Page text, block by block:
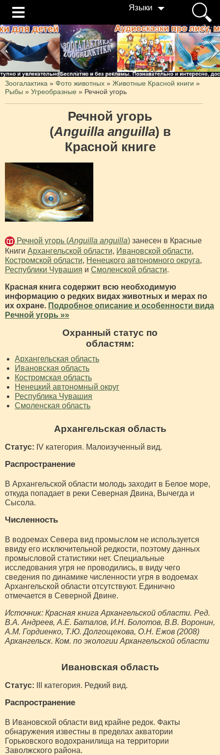
Языки
Зоогалактика » Фото животных » Животные Красной книги »
Рыбы » Угреобразные » Речной угорь
Речной угорь
(Anguilla anguilla) в
Красной книге
Речной угорь (Anguilla anguilla) занесен в Красные
Книги Архангельской области, Ивановской области,
Костромской области, Ненецкого автономного округа,
Республики Чувашия и Смоленской области.
Красная книга содержит всю необходимую
информацию о редких видах животных и мерах по
их охране. Подробное описание и особенности вида
Речной угорь »»
Охранный статус по
областям:
Архангельская область
Ивановская область
Костромская область
Ненецкий автономный округ
Республика Чувашия
Смоленская область
Архангельская область
Статус: IV категория. Малоизученный вид.
Распространение
В Архангельской области молодь заходит в Белое море,
откуда попадает в реки Северная Двина, Вычегда и
Сысола.
Численность
В водоемах Севера вид промыслом не используется
ввиду его исключительной редкости, поэтому данных
промысловой статистики нет. Специальные
исследования угря не проводились, в виду чего
сведения по динамике численности угря в водоемах
Архангельской области отсутствуют. Единично
отмечается в Северной Двине.
Источник: Красная книга Архангельской области. Ред.
В.А. Андреев, А.Е. Баталов, И.Н. Болотов, В.В. Воронин,
А.М. Гордиенко, Т.Ю. Долгощекова, О.Н. Ежов (2008)
Архангельск. Ком. по экологии Архангельской области
Ивановская область
Статус: III категория. Редкий вид.
Распространение
В Ивановской области вид крайне редок. Факты
обнаружения известны в пределах акватории
Горьковского водохранилища на территории
Заволжского района.